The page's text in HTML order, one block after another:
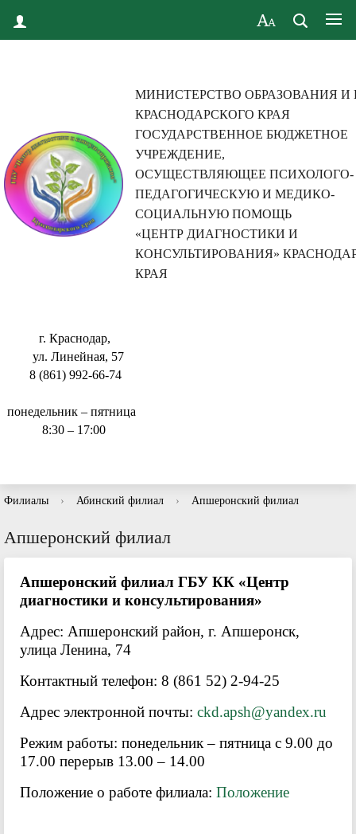
МИНИСТЕРСТВО ОБРАЗОВАНИЯ И
КРАСНОДАРСКОГО КРАЯ
ГОСУДАРСТВЕННОЕ БЮДЖЕТНОЕ
УЧРЕЖДЕНИЕ,
ОСУЩЕСТВЛЯЮЩЕЕ ПСИХОЛОГО-
ПЕДАГОГИЧЕСКУЮ И МЕДИКО-
СОЦИАЛЬНУЮ ПОМОЩЬ
«ЦЕНТР ДИАГНОСТИКИ И
КОНСУЛЬТИРОВАНИЯ»
КРАЯ
г. Краснодар,
ул. Линейная, 57
8 (861) 992-66-74
понедельник – пятница
8:30 – 17:00
Филиалы › Абинский филиал › Апшеронский филиал
Апшеронский филиал
Апшеронский филиал ГБУ КК «Центр
диагностики и консультирования»
Адрес: Апшеронский район, г. Апшеронск,
улица Ленина, 74
Контактный телефон: 8 (861 52) 2-94-25
Адрес электронной почты: ckd.apsh@yandex.ru
Режим работы: понедельник – пятница с 9.00 до
17.00 перерыв 13.00 – 14.00
Положение о работе филиала: Положение